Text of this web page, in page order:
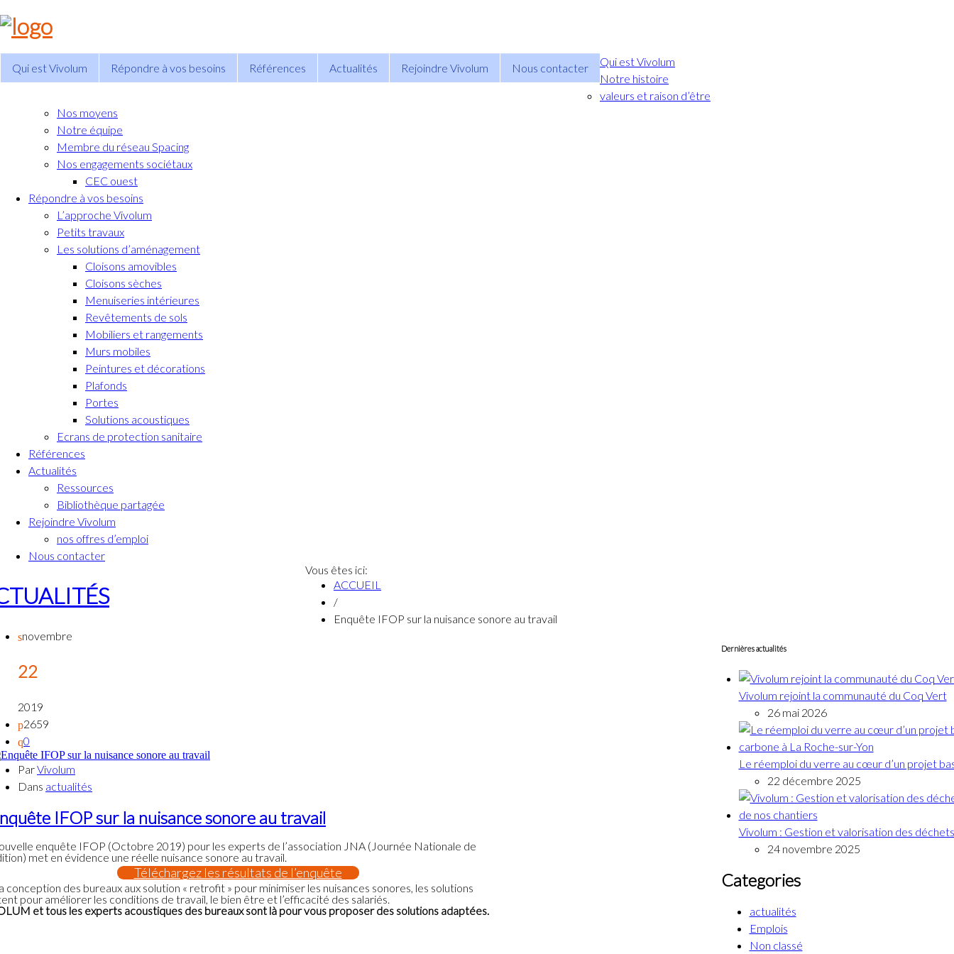
Qui est Vivolum Répondre à vos besoins Références Actualités Rejoindre Vivolum Nous contacter
Qui est Vivolum
Notre histoire
valeurs et raison d’être
Nos moyens
Notre équipe
Membre du réseau Spacing
Nos engagements sociétaux
CEC ouest
Répondre à vos besoins
L’approche Vivolum
Petits travaux
Les solutions d’aménagement
Cloisons amovibles
Cloisons sèches
Menuiseries intérieures
Revêtements de sols
Mobiliers et rangements
Murs mobiles
Peintures et décorations
Plafonds
Portes
Solutions acoustiques
Ecrans de protection sanitaire
Références
Actualités
Ressources
Bibliothèque partagée
Rejoindre Vivolum
nos offres d’emploi
Nous contacter
Vous êtes ici:
ACCUEIL
/
Enquête IFOP sur la nuisance sonore au travail
novembre
22
2019
2659
0
ParVivolum
Dans actualités
IFOP sur la nuisance sonore au travail
enquête IFOP (Octobre 2019) pour les experts de l’association JNA (Journée Nationale de
met en évidence une réelle nuisance sonore au travail.
Téléchargez les résultats de l’enquête
conception des bureaux aux solution « retrofit » pour minimiser les nuisances sonores, les solutions
pour améliorer les conditions de travail, le bien être et l’efficacité des salariés.
et tous les experts acoustiques des bureaux sont là pour vous proposer des solutions adaptées.
Dernières actualités
Vivolum rejoint la communauté du Coq Vert
26 mai 2026
Le réemploi du verre au cœur d’un projet
22 décembre 2025
Vivolum : Gestion et valorisation des
24 novembre 2025
Categories
actualités
Emplois
Non classé